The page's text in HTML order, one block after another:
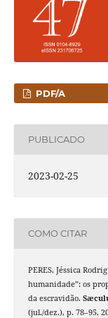
PDF/A
PUBLICADO
2023-02-25
COMO CITAR
PERES, Jéssica
humanidade”: os
da escravidão.
(jul./dez.), p. 78–95,